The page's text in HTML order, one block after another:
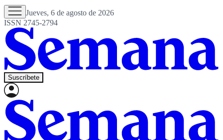
Jueves, 6 de agosto de 2026
ISSN 2745-2794
Suscríbete